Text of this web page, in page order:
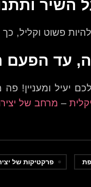
השיר
להיות פשוט וקליל,
עד הפעם
יעיל ומעניין!
– מרחב של
פרקטיקות של